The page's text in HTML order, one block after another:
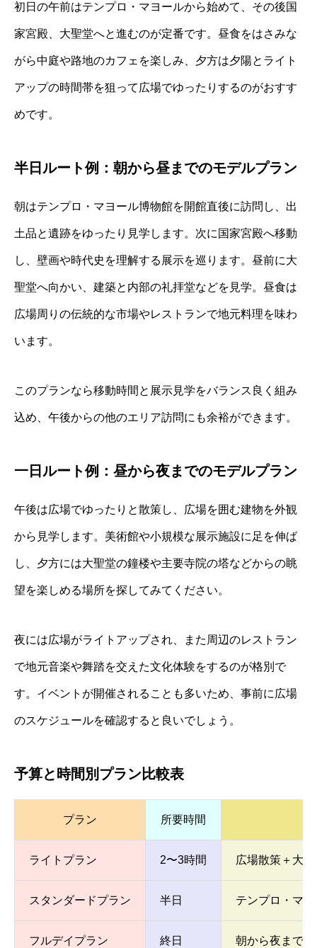
初日の午前はテンプロ・マヨールから始めて、その後国
家宮殿、大聖堂へと進むのが定番です。昼食をはさみな
がら中庭や路地のカフェを楽しみ、夕方は夕陽とライト
アップの時間帯を狙って広場でゆったりするのがおすす
めです。
半日ルート例：朝から昼までのモデルプラン
朝はテンプロ・マヨール博物館を開館直後に訪問し、出
土品と遺跡をゆったり見学します。次に国家宮殿へ移動
し、壁画や時代史を理解する展示を巡ります。昼前に大
聖堂へ向かい、建築と内部の礼拝堂などを見学。昼食は
広場周りの伝統的な市場やレストランで地元料理を味わ
います。
このプランなら移動時間と展示見学をバランス良く組み
込め、午後からの他のエリア訪問にも余裕ができます。
一日ルート例：昼から夜までのモデルプラン
午後は広場でゆったりと散策し、広場を囲む建物を外観
から見学します。美術館や小規模な展示施設に足を伸ば
し、夕方には大聖堂の鐘楼や主要寺院の塔などからの眺
望を楽しめる場所を探してみてください。
夜には広場がライトアップされ、また周辺のレストラン
で地元音楽や舞踏を交えた文化体験をするのが格別で
す。イベントが開催されることも多いため、事前に広場
のスケジュールを確認すると良いでしょう。
予算と時間別プラン比較表
プラン 所要時間
ライトプラン 2〜3時間 広場散策＋大
スタンダードプラン 半日 テンプロ・マ
フルデイプラン 終日 朝から夜まで